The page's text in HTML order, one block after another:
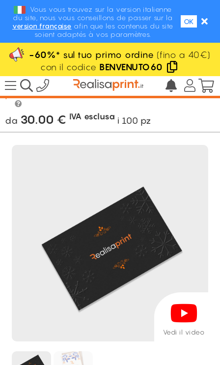
Vous vous trouvez sur la version italienne
du site, nous vous conseillons de passer sur la
version française afin que les contenus du site
soient adaptés à vos paramètres.
OK
-60%* sul tuo primo ordine (fino a 40€)
con il codice BENVENUTO60
/ Stampa Biglietti / Biglietti di auguri con
plastificazione soft touch
da 30.00 € IVA esclusa i 100 pz
Vedi il video